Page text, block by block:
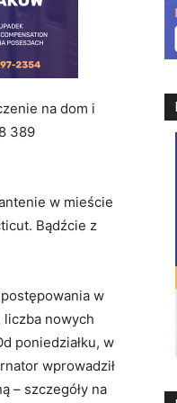
na dom i
389
w mieście
Bądźcie z
w
nowych
poniedziałku, w
wprowadził
– szczegóły na